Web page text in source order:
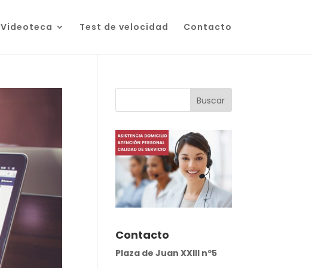
Videoteca Test de velocidad Contacto
Contacto
Plaza de Juan XXIII nº5